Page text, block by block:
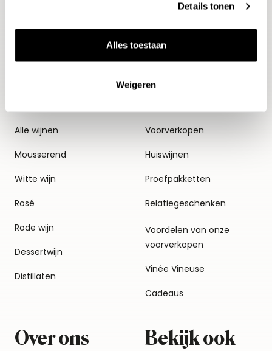
Details tonen
Alles toestaan
Weigeren
Alle wijnen
Mousserend
Witte wijn
Rosé
Rode wijn
Dessertwijn
Distillaten
Thema's
Voorverkopen
Huiswijnen
Proefpakketten
Relatiegeschenken
Voordelen van onze
voorverkopen
Vinée Vineuse
Cadeaus
Over ons Bekijk ook